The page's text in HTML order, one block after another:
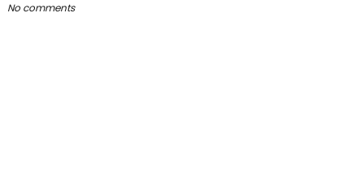
No comments